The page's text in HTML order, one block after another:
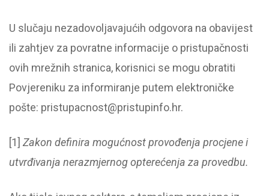
U slučaju nezadovoljavajućih odgovora na obavijest
ili zahtjev za povratne informacije o pristupačnosti
ovih mrežnih stranica, korisnici se mogu obratiti
Povjereniku za informiranje putem elektroničke
pošte: pristupacnost@pristupinfo.hr.
[1] Zakon definira mogućnost provođenja procjene i
utvrđivanja nerazmjernog opterećenja za provedbu.